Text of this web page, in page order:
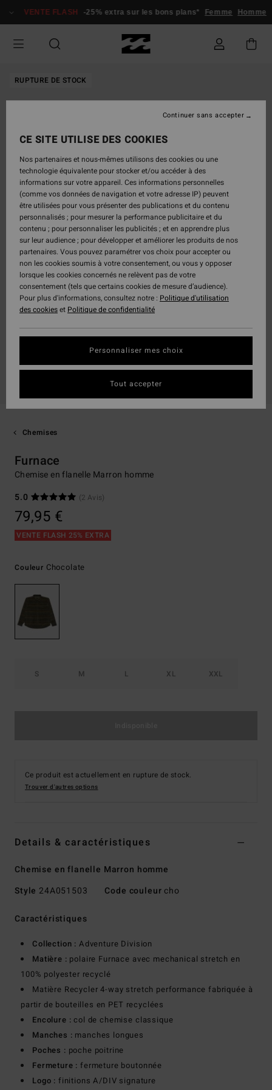
VENTE FLASH -25% extra sur les bons plans* Femme Homme
RUPTURE DE STOCK
Chemises
Furnace
Chemise en flanelle Marron homme
5.0
(2 Avis)
79,95 €
VENTE FLASH 25% EXTRA
Couleur Chocolate
S M L XL XXL
Ce produit est actuellement en rupture de stock.
Trouver d'autres options
Details & caractéristiques
Chemise en flanelle Marron homme
Style 24A051503 Code couleur cho
Caractéristiques
Collection : Adventure Division
Matière : polaire Furnace avec mechanical stretch en
100% polyester recyclé
Matière Recycler 4-way stretch performance fabriquée à
partir de bouteilles en PET recyclées
Encolure : col de chemise classique
Manches : manches longues
Poches : poche poitrine
Fermeture : fermeture boutonnée
Logo : finitions A/DIV signature
CE SITE UTILISE DES COOKIES
Nos partenaires et nous-mêmes utilisons des cookies ou une
technologie équivalente pour stocker et/ou accéder à des
informations sur votre appareil. Ces informations personnelles
(comme vos données de navigation et votre adresse IP) peuvent
être utilisées pour vous présenter des publications et du contenu
personnalisés ; pour mesurer la performance publicitaire et du
contenu ; pour personnaliser les publicités ; et en apprendre plus
sur leur audience ; pour développer et améliorer les produits de nos
partenaires. Vous pouvez paramétrer vos choix pour accepter ou
non les cookies soumis à votre consentement, ou vous y opposer
lorsque les cookies concernés ne relèvent pas de votre
consentement (tels que certains cookies de mesure d’audience).
Pour plus d'informations, consultez notre : Politique d'utilisation
des cookieset Politique de confidentialité
Personnaliser mes choix
Continuer sans accepter
Tout accepter